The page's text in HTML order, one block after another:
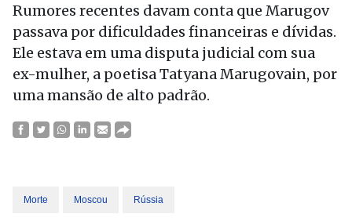
Rumores recentes davam conta que Marugov
passava por dificuldades financeiras e dívidas.
Ele estava em uma disputa judicial com sua
ex-mulher, a poetisa Tatyana Marugovain, por
uma mansão de alto padrão.
Morte Moscou Rússia